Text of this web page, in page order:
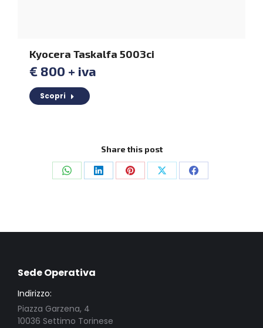
Kyocera Taskalfa 5003ci
€ 800 + iva
Scopri
Share this post
CondividiCondividiCondividiCondividiCondividi
Sede Operativa
Indirizzo:
Piazza Garzena, 4
10036 Settimo Torinese